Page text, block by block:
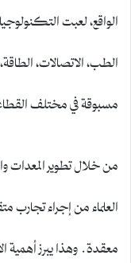
الواقع، لعبت
الطب، الاتصالات،
مسبوقة في مختلف
من خلال تطوير المعدات
العلماء من إجراء
معقدة. وهذا يبرز أهمية